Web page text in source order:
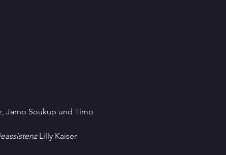
Jarno Soukup und Timo
Lilly Kaiser